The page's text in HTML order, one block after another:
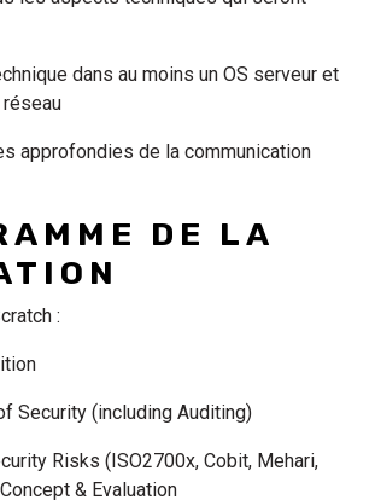
dans au moins un OS serveur et
approfondies de la communication
DE LA
:
Security (including Auditing)
Risks (ISO2700x, Cobit, Mehari,
& Evaluation